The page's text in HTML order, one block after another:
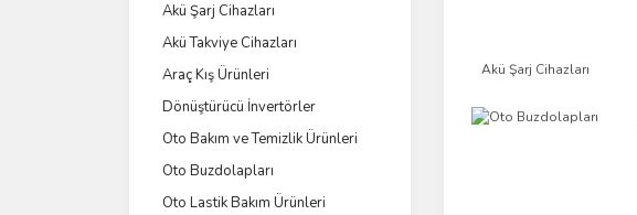
Akü Şarj Cihazları
Akü Takviye Cihazları
Araç Kış Ürünleri
Dönüştürücü İnvertörler
Oto Bakım ve Temizlik Ürünleri
Oto Buzdolapları
Oto Lastik Bakım Ürünleri
Akü Şarj Cihazları